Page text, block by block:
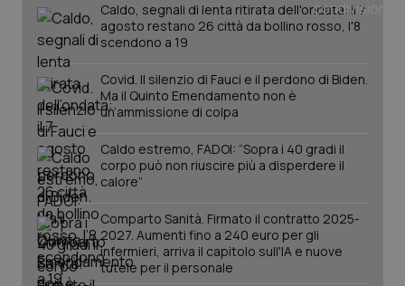
Vaccini
Caldo, segnali di lenta ritirata dell'ondata: il 7
agosto restano 26 città da bollino rosso, l'8
scendono a 19
Covid. Il silenzio di Fauci e il perdono di Biden.
Ma il Quinto Emendamento non è
un’ammissione di colpa
Caldo estremo, FADOI: “Sopra i 40 gradi il
corpo può non riuscire più a disperdere il
calore”
Comparto Sanità. Firmato il contratto 2025-
2027. Aumenti fino a 240 euro per gli
infermieri, arriva il capitolo sull'IA e nuove
tutele per il personale
www.quotidianosanita.it
tracking-sites-ironfish-
tracking-enable
www.quotidianosanita.it